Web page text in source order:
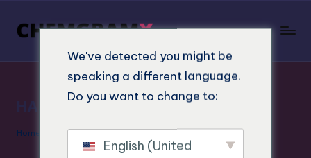
HASHISH
Home HASHISH
We've detected you might be
speaking a different language.
Do you want to change to:
English (United